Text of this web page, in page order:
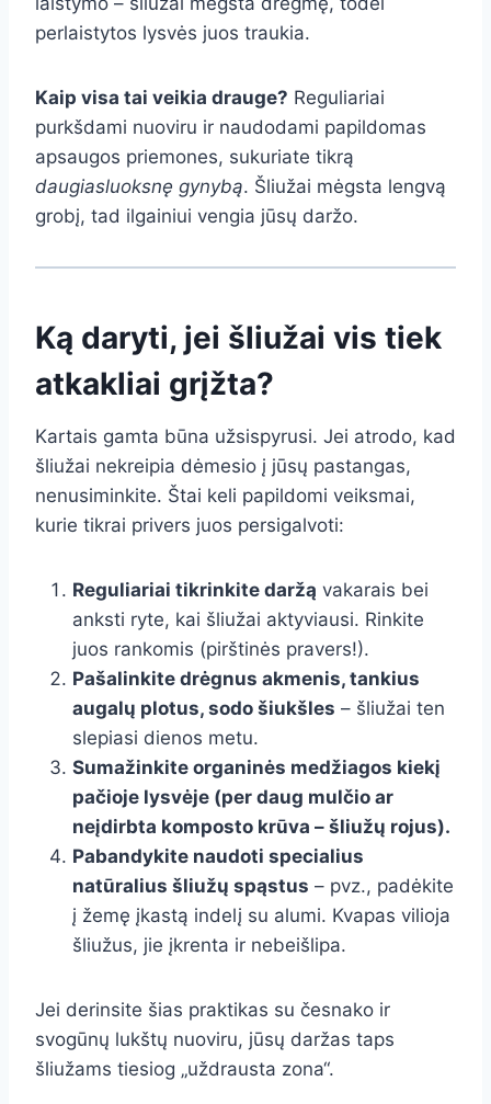
perlaistytos lysvės juos traukia.
Kaip visa tai veikia drauge? Reguliariai
purkšdami nuoviru ir naudodami papildomas
apsaugos priemones, sukuriate tikrą
daugiasluoksnę gynybą. Šliužai mėgsta lengvą
grobį, tad ilgainiui vengia jūsų daržo.
Ką daryti, jei šliužai vis tiek
atkakliai grįžta?
Kartais gamta būna užsispyrusi. Jei atrodo, kad
šliužai nekreipia dėmesio į jūsų pastangas,
nenusiminkite. Štai keli papildomi veiksmai,
kurie tikrai privers juos persigalvoti:
Reguliariai tikrinkite daržą vakarais bei
anksti ryte, kai šliužai aktyviausi. Rinkite
juos rankomis (pirštinės pravers!).
Pašalinkite drėgnus akmenis, tankius
augalų plotus, sodo šiukšles – šliužai ten
slepiasi dienos metu.
Sumažinkite organinės medžiagos kiekį
pačioje lysvėje (per daug mulčio ar
neįdirbta komposto krūva – šliužų rojus).
Pabandykite naudoti specialius
natūralius šliužų spąstus – pvz., padėkite
į žemę įkastą indelį su alumi. Kvapas vilioja
šliužus, jie įkrenta ir nebeišlipa.
Jei derinsite šias praktikas su česnako ir
svogūnų lukštų nuoviru, jūsų daržas taps
šliužams tiesiog „uždrausta zona“.